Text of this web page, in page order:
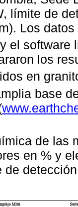
límite de
Los
el software
los
en
base
de las
en % y
de